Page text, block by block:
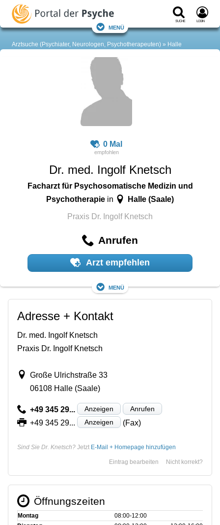
Suche Login
Menü
Arztsuche (Psychiater, Neurologen, Psychotherapeuten) Halle
0 Mal
Dr. med. Ingolf Knetsch
Facharzt für Psychosomatische Medizin und
Psychotherapiein Halle (Saale)
Praxis Dr. Ingolf Knetsch
Anrufen
Arzt empfehlen
Menü
Adresse + Kontakt
Dr. med. Ingolf Knetsch
Praxis Dr. Ingolf Knetsch
Große Ulrichstraße 33
06108 Halle (Saale)
+49 345 29... Anzeigen Anrufen
+49 345 29... Anzeigen (Fax)
Sind Sie Dr. Knetsch? Jetzt E-Mail + Homepage hinzufügen
Nicht korrekt?
Eintrag bearbeiten
Öffnungszeiten
Montag
08:00‑12:00